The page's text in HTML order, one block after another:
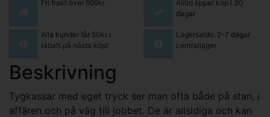
Fri frakt över 999kr
Alltid öppet köp i 30
dagar
Alla kunder får 50kr i
rabatt på nästa köp!
Lagersaldo: 2-7 dagar
centrallager
Beskrivning
Tygkassar med eget tryck ser man ofta både på stan, i
affären och på väg till jobbet. De är allsidiga och kan